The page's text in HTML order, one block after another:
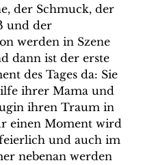
der Schmuck, der
und der
werden in Szene
dann ist der erste
des Tages da: Sie
ihrer Mama und
ihren Traum in
einen Moment wird
und auch im
nebenan werden